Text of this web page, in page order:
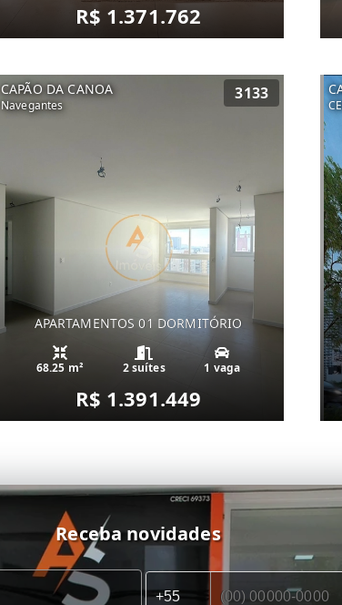
R$ 1.371.762
CAPÃO DA CANOA
Navegantes
3133
APARTAMENTOS 01 DORMITÓRIO
68.25 m² 2 suítes 1 vaga
R$ 1.391.449
Receba novidades